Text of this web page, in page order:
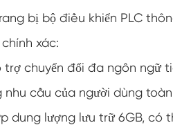
Buồng thử nghiệm
Buồng thử nghiệm
bị bộ điều khiển PLC
xác:
trợ chuyển đổi đa ngôn ngữ
cầu của người dùng
dung lượng lưu trữ 6GB, có